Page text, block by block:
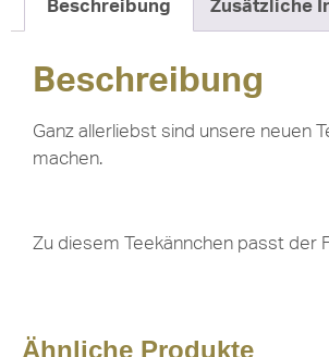
Beschreibung Zusätzliche
Beschreibung
Ganz allerliebst sind unsere neuen
machen.
Zu diesem Teekännchen passt der
Ähnliche Produkte